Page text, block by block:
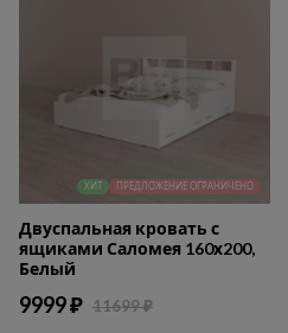
ХИТ ПРЕДЛОЖЕНИЕ ОГРАНИЧЕНО
Двуспальная кровать с
ящиками Саломея 160х200,
Белый
9999 ₽ 11699 ₽